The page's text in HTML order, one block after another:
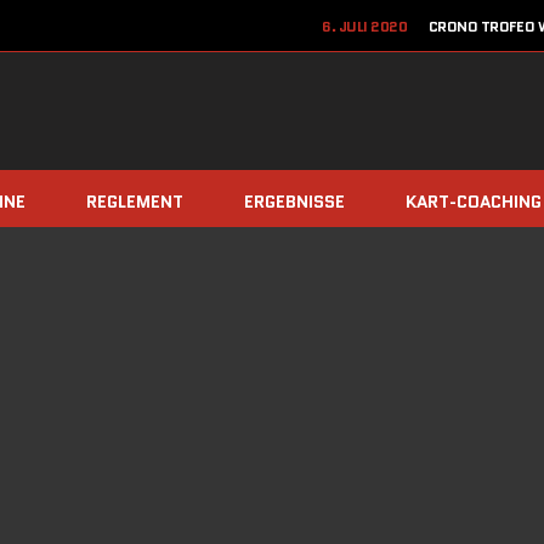
6. JULI 2020
CRONO
8. DEZEMBER 2019
TEAM
REGLEMENT ERGEBNISSE KART-COACHING